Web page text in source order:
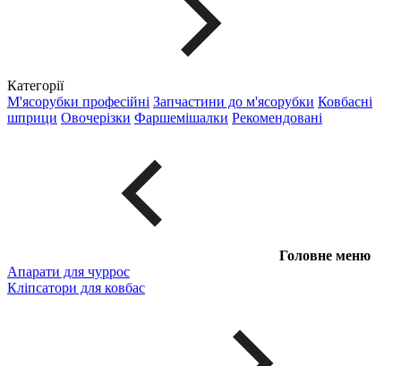
Категорії
М'ясорубки професійні Запчастини до м'ясорубки Ковбасні
шприци Овочерізки Фаршемішалки Рекомендовані
Головне меню
Апарати для чуррос
Кліпсатори для ковбас